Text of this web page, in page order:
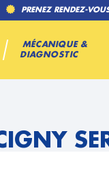
PRENEZ RENDEZ-
MÉCANIQUE &
DIAGNOSTIC